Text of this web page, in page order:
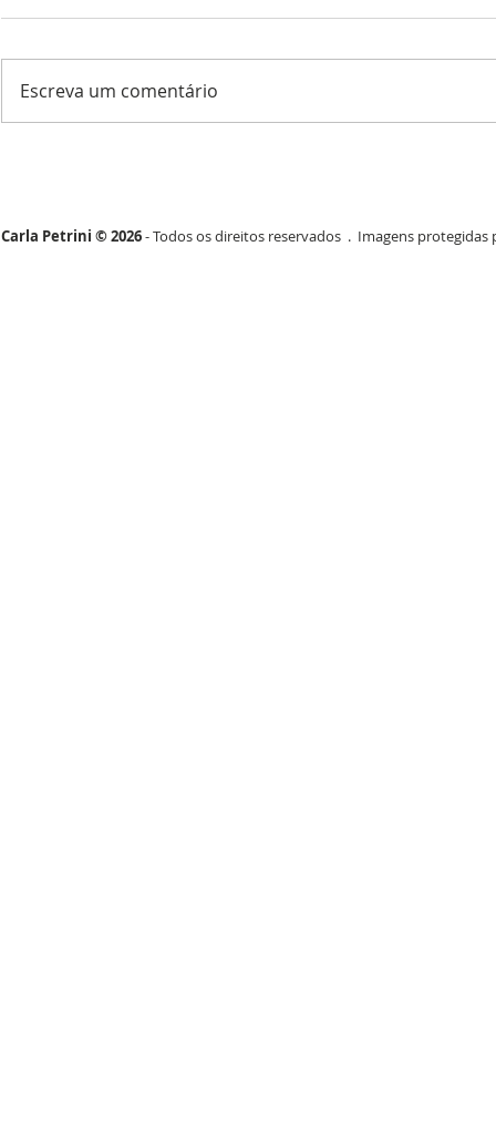
Escreva um comentário
Carla Petrini © 2026- Todos os direitos reservados . Imagens